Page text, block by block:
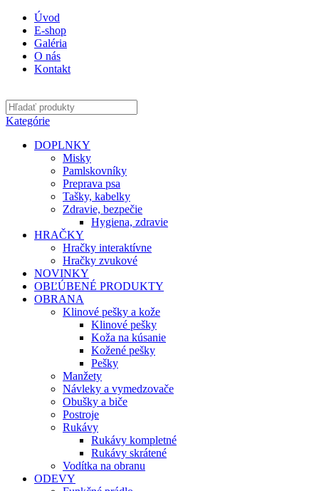
Úvod
E-shop
Galéria
O nás
Kontakt
Kategórie
DOPLNKY
Misky
Pamlskovníky
Preprava psa
Tašky, kabelky
Zdravie, bezpečie
Hygiena, zdravie
HRAČKY
Hračky interaktívne
Hračky zvukové
NOVINKY
OBĽÚBENÉ PRODUKTY
OBRANA
Klinové pešky a kože
Klinové pešky
Koža na kúsanie
Kožené pešky
Pešky
Manžety
Návleky a vymedzovače
Obušky a biče
Postroje
Rukávy
Rukávy kompletné
Rukávy skrátené
Vodítka na obranu
ODEVY